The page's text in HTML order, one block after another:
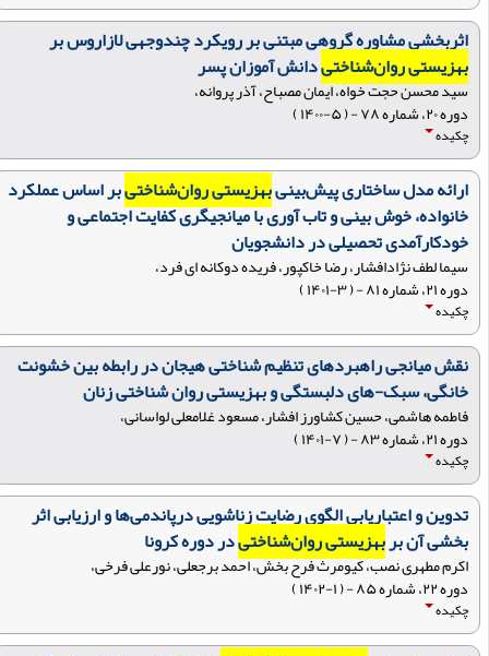
اثربخشی مشاوره گروهی مبتنی بر رویکرد چندوجهی لازاروس بر
بهزیستی روان‌شناختیدانش آموزان پسر
سید محسن حجت خواه، ایمان مصباح، آذر پروانه،
دوره ۲۰، شماره ۷۸ - ( ۵-۱۴۰۰ )
چکیده
ارائه مدل ساختاری پیش‌بینیبهزیستی روان‌شناختیبر اساس عملکرد
خانواده، خوش بینی و تاب آوری با میانجیگری کفایت اجتماعی و
خودکارآمدی تحصیلی در دانشجویان
سیما لطف نژادافشار، رضا خاکپور، فریده دوکانه ای فرد،
دوره ۲۱، شماره ۸۱ - ( ۳-۱۴۰۱ )
چکیده
نقش میانجی راهبردهای تنظیم شناختی هیجان در رابطه بین خشونت
خانگی، سبک-های دلبستگی و بهزیستی روان شناختی زنان
فاطمه هاشمی، حسین کشاورز افشار، مسعود غلامعلی لواسانی،
دوره ۲۱، شماره ۸۳ - ( ۷-۱۴۰۱ )
چکیده
تدوین و اعتباریابی الگوی رضایت زناشویی درپاندمی‌ها و ارزیابی اثر
بخشی آن بربهزیستی روان‌شناختیدر دوره کرونا
اکرم مطهری نصب، کیومرث فرح بخش، احمد برجعلی، نورعلی فرخی،
دوره ۲۲، شماره ۸۵ - ( ۱-۱۴۰۲ )
چکیده